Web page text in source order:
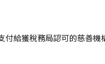
付給獲稅務局認可的慈善